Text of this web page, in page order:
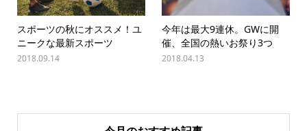
スポーツの秋にオススメ！ユ
ニークな最新スポーツ
2018.09.14
今年は最大9連休。GWに開
催、全国の熱いお祭り3つ
2018.04.13